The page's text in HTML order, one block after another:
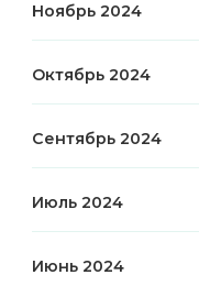
Ноябрь 2024
Октябрь 2024
Сентябрь 2024
Июль 2024
Июнь 2024